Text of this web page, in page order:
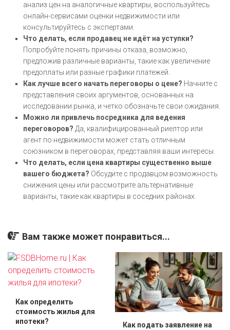
анализ цен на аналогичные квартиры, воспользуйтесь
онлайн-сервисами оценки недвижимости или
консультируйтесь с экспертами.
Что делать, если продавец не идёт на уступки?
Попробуйте понять причины отказа, возможно,
предложив различные варианты, такие как увеличение
предоплаты или разные графики платежей.
Как лучше всего начать переговоры о цене? Начните с
представления своих аргументов, основанных на
исследовании рынка, и четко обозначьте свои ожидания.
Можно ли привлечь посредника для ведения
переговоров? Да, квалифицированный риелтор или
агент по недвижимости может стать отличным
союзником в переговорах, представляя ваши интересы.
Что делать, если цена квартиры существенно выше
вашего бюджета? Обсудите с продавцом возможность
снижения цены или рассмотрите альтернативные
варианты, такие как квартиры в соседних районах.
Вам также может понравиться...
Как определить
стоимость жилья для
ипотеки?
Как подать заявление на